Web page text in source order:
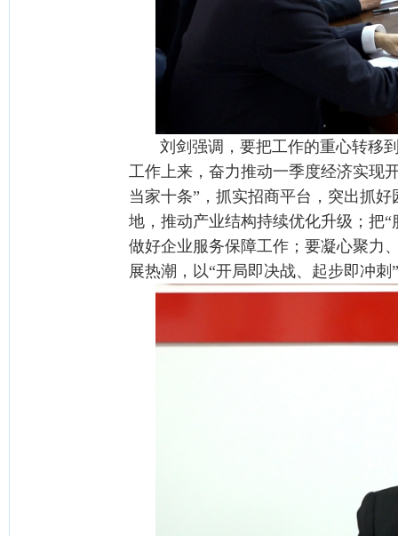
刘剑强调，要把工作的重心转移到
工作上来，奋力推动一季度经济实现
当家十条”，抓实招商平台，突出抓
地，推动产业结构持续优化升级；把
做好企业服务保障工作；要凝心聚力
展热潮，以“开局即决战、起步即冲